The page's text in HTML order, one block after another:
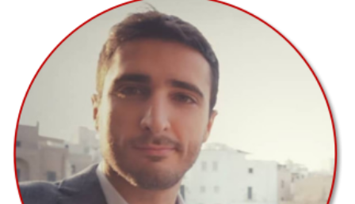
Il nostro network
La nostra comunità